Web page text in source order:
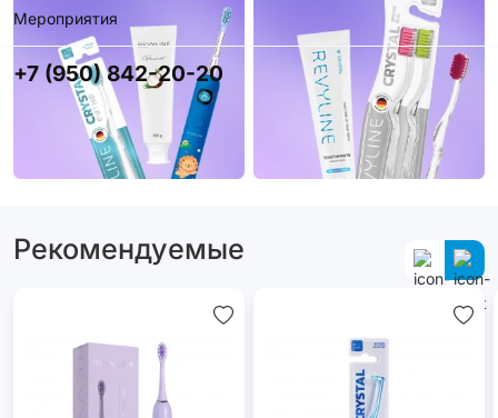
Мероприятия
+7 (950) 842-20-20
Рекомендуемые